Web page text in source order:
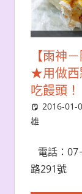
【雨神
★用做西
吃饅頭！
2016-01-
雄
電話：07
路291號